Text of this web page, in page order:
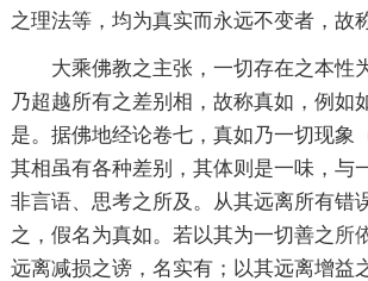
之理法等，均为真实而永远不变者，故
大乘佛教之主张，一切存在之本性为
乃超越所有之差别相，故称真如，例如
是。据佛地经论卷七，真如乃一切现象
其相虽有各种差别，其体则是一味，与
非言语、思考之所及。从其远离所有错
之，假名为真如。若以其为一切善之所
远离减损之谤，名实有；以其远离增益